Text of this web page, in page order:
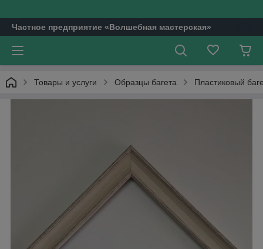
Частное предприятие «Волшебная мастерская»
Товары и услуги Образцы багета Пластиковый